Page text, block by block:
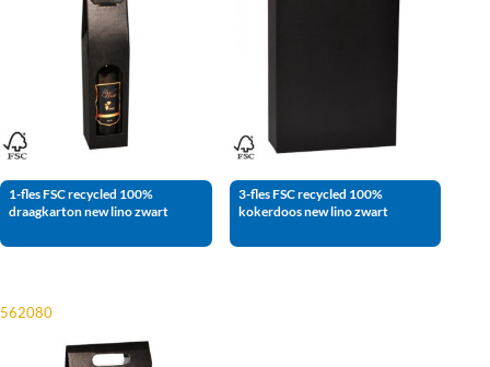
1-fles FSC recycled 100%
draagkarton new lino zwart
3-fles FSC recycled 100%
kokerdoos new lino zwart
562080